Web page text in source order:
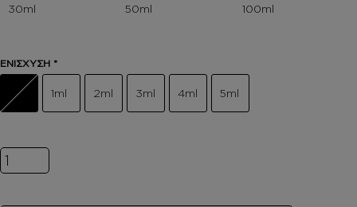
ΕΝΙΣΧΥΣΗ *
1ml 2ml 3ml 4ml 5ml
Inspired by AZZARO CHROME ποσότητα